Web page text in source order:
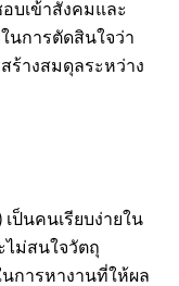
บเข้าสังคมและ
นการตัดสินใจว่า
ร้างสมดุลระหว่าง
ป็นคนเรียบง่ายใน
ไม่สนใจวัตถุ
การหางานที่ให้ผล